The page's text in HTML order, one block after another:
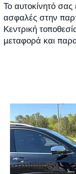
Το αυτοκίνητό σας
ασφαλές στην
Κεντρική
μεταφορά και